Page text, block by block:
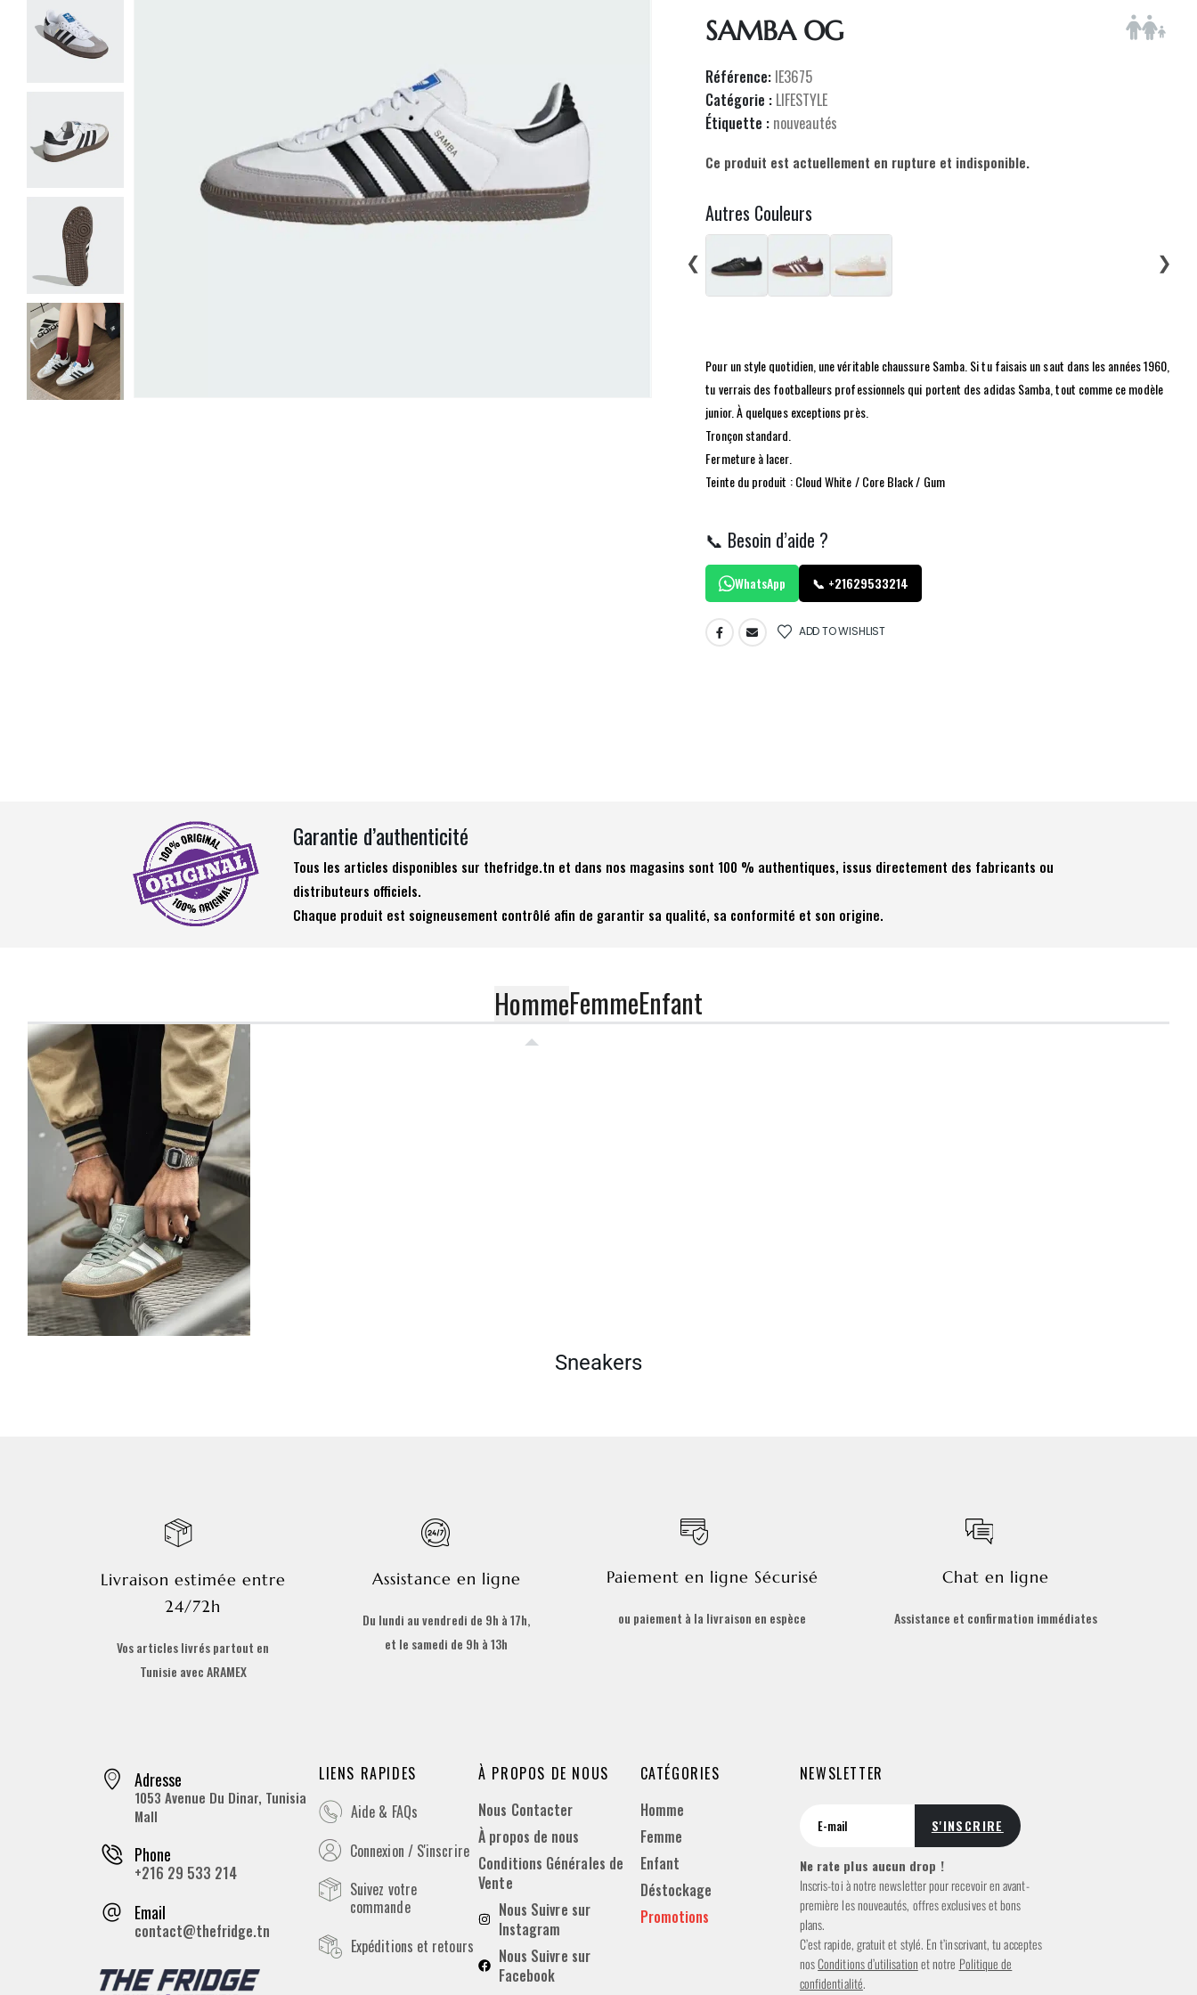
SAMBA OG
Référence: IE3675
Catégorie : LIFESTYLE
Étiquette : nouveautés
Ce produit est actuellement en rupture et indisponible.
Autres Couleurs
❮
❯
Pour un style quotidien, une véritable chaussure Samba. Si tu faisais un saut dans les années 1960,
tu verrais des footballeurs professionnels qui portent des adidas Samba, tout comme ce modèle
junior. À quelques exceptions près.
Tronçon standard.
Fermeture à lacer.
Teinte du produit : Cloud White / Core Black / Gum
📞 Besoin d’aide ?
WhatsApp 📞 +21629533214
ADD TO WISHLIST
Garantie d’authenticité
Tous les articles disponibles sur thefridge.tn et dans nos magasins sont 100 % authentiques, issus directement des fabricants ou
distributeurs officiels.
Chaque produit est soigneusement contrôlé afin de garantir sa qualité, sa conformité et son origine.
HommeFemmeEnfant
Sneakers
Livraison estimée entre
24/72h
Vos articles livrés partout en
Tunisie avec ARAMEX
Assistance en ligne
Du lundi au vendredi de 9h à 17h,
et le samedi de 9h à 13h
Paiement en ligne Sécurisé
ou paiement à la livraison en espèce
Chat en ligne
Assistance et confirmation immédiates
Adresse
1053 Avenue Du Dinar, Tunisia
Mall
Phone
+216 29 533 214
Email
contact@thefridge.tn
LIENS RAPIDES
Aide & FAQs
Connexion / S'inscrire
Suivez votre
commande
Expéditions et retours
À PROPOS DE NOUS
Nous Contacter
À propos de nous
Conditions Générales de
Vente
Nous Suivre sur
Instagram
Nous Suivre sur
Facebook
CATÉGORIES
Homme
Femme
Enfant
Déstockage
Promotions
NEWSLETTER
Ne rate plus aucun drop !
Inscris-toi à notre newsletter pour recevoir en avant-
première les nouveautés, offres exclusives et bons
plans.
C’est rapide, gratuit et stylé. En t’inscrivant, tu acceptes
nosConditions d’utilisationet notre Politique de
confidentialité.